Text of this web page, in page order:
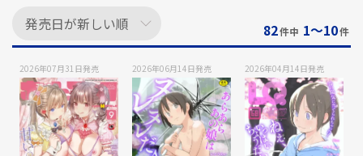
82件中 1〜10件
2026年07月31日発売 2026年06月14日発売 2026年04月14日発売